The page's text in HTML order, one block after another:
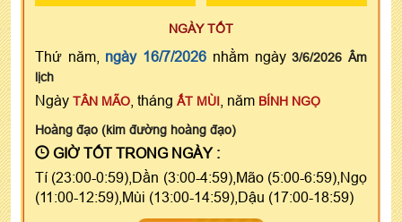
NGÀY TỐT
Thứ năm, ngày 16/7/2026 nhằm ngày3/6/2026 Âm
lịch
Ngày TÂN MÃO , tháng ẤT MÙI , năm BÍNH NGỌ
Hoàng đạo (kim đường hoàng đạo)
GIỜ TỐT TRONG NGÀY :
Tí (23:00-0:59),Dần (3:00-4:59),Mão (5:00-6:59),Ngọ
(11:00-12:59),Mùi (13:00-14:59),Dậu (17:00-18:59)